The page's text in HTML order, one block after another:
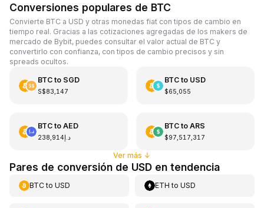
Conversiones populares de BTC
Convierte BTC a USD y otras monedas fiat con tipos de cambio en
tiempo real. Gracias a las cotizaciones agregadas de los makers de
mercado de Bybit, puedes consultar el valor actual de BTC y
convertirlo con confianza, con tipos de cambio precisos y sin
spreads ocultos.
BTCto SGD
S$83,147
BTCto USD
$65,055
BTCto AED
د.إ238,914
BTCto ARS
$97,517,317
Ver más ↓
Pares de conversión de USD en tendencia
BTCto USD ETH toUSD